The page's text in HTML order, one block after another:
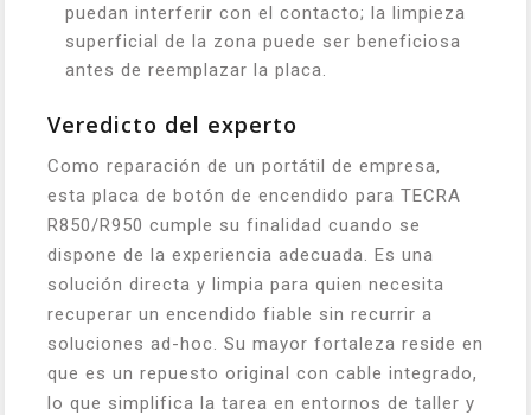
puedan interferir con el contacto; la limpieza
superficial de la zona puede ser beneficiosa
antes de reemplazar la placa.
Veredicto del experto
Como reparación de un portátil de empresa,
esta placa de botón de encendido para TECRA
R850/R950 cumple su finalidad cuando se
dispone de la experiencia adecuada. Es una
solución directa y limpia para quien necesita
recuperar un encendido fiable sin recurrir a
soluciones ad-hoc. Su mayor fortaleza reside en
que es un repuesto original con cable integrado,
lo que simplifica la tarea en entornos de taller y